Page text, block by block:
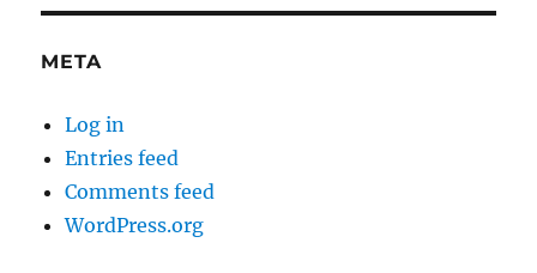
META
Log in
Entries feed
Comments feed
WordPress.org